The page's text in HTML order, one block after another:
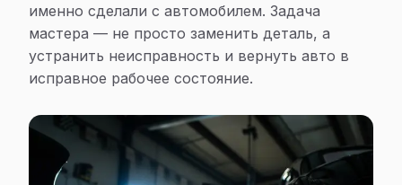
именно сделали с автомобилем. Задача
мастера — не просто заменить деталь, а
устранить неисправность и вернуть авто в
исправное рабочее состояние.